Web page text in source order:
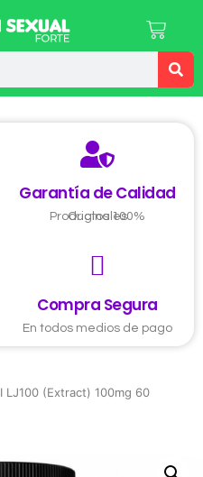
Garantía de Calidad
Productos 100% Originales
Compra Segura
En todos medios de pago
LJ100 (Extract) 100mg 60